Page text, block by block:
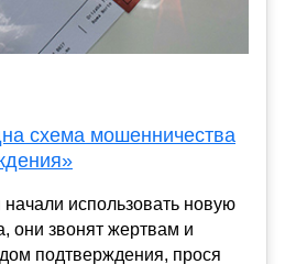
схема мошенничества
использовать новую
они звонят жертвам и
подтверждения, прося